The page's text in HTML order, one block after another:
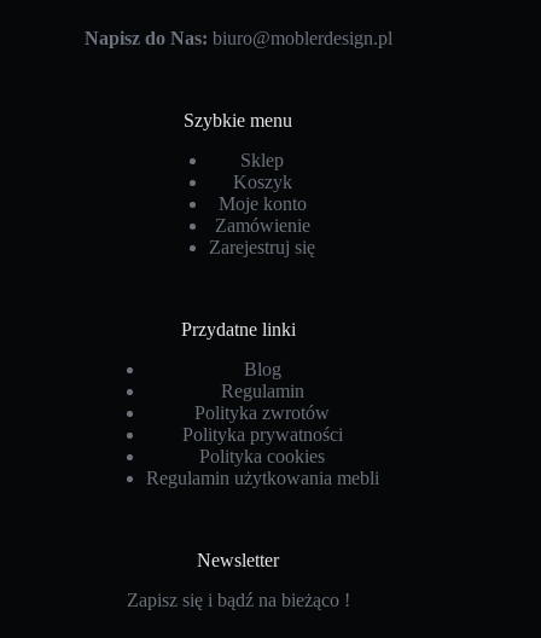
Napisz do Nas: biuro@moblerdesign.pl
Szybkie menu
Sklep
Koszyk
Moje konto
Zamówienie
Zarejestruj się
Przydatne linki
Blog
Regulamin
Polityka zwrotów
Polityka prywatności
Polityka cookies
Regulamin użytkowania mebli
Newsletter
Zapisz się i bądź na bieżąco !